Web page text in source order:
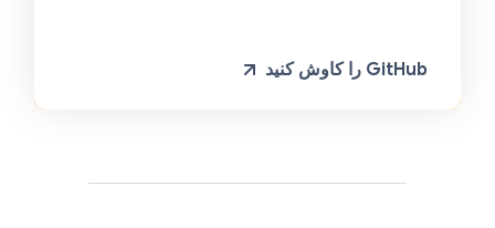
GitHub را کاوش کنید